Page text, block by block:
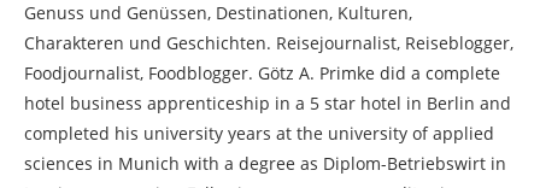
Genuss und Genüssen, Destinationen, Kulturen,
Charakteren und Geschichten. Reisejournalist, Reiseblogger,
Foodjournalist, Foodblogger. Götz A. Primke did a complete
hotel business apprenticeship in a 5 star hotel in Berlin and
completed his university years at the university of applied
sciences in Munich with a degree as Diplom-Betriebswirt in